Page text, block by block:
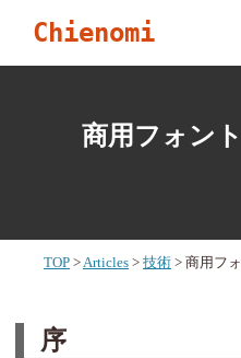
Chienomi
商用フォン
TOP Articles 技術 商用フ
序